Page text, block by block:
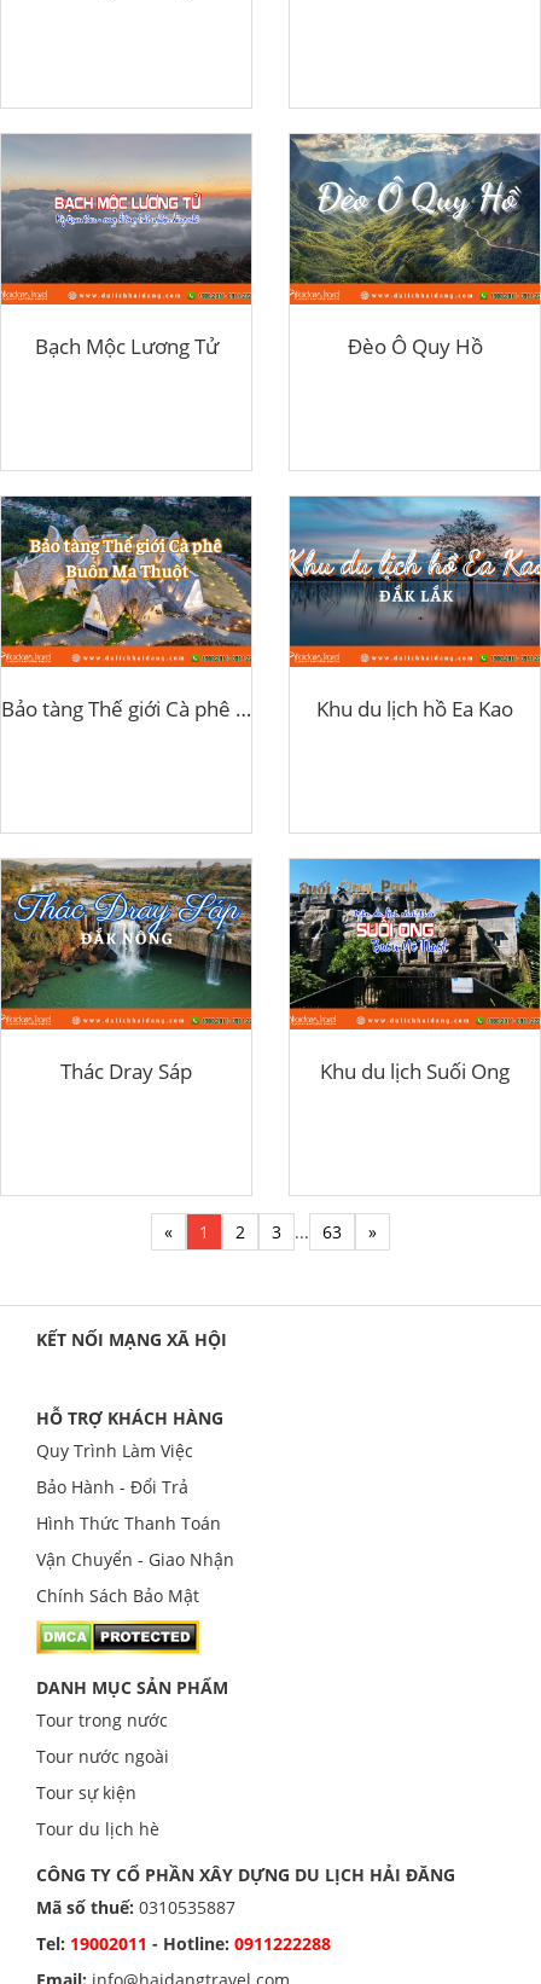
Bạch Mộc Lương Tử Đèo Ô Quy Hồ
Bảo tàng Thế giới Cà phê Buôn Ma Thuột Khu du lịch hồ Ea Kao
Thác Dray Sáp Khu du lịch Suối Ong
« 1 2 3 ... 63 »
KẾT NỐI MẠNG XÃ HỘI
HỖ TRỢ KHÁCH HÀNG
Quy Trình Làm Việc
Bảo Hành - Đổi Trả
Hình Thức Thanh Toán
Vận Chuyển - Giao Nhận
Chính Sách Bảo Mật
DANH MỤC SẢN PHẨM
Tour trong nước
Tour nước ngoài
Tour sự kiện
Tour du lịch hè
CÔNG TY CỔ PHẦN XÂY DỰNG DU LỊCH HẢI ĐĂNG
Mã số thuế: 0310535887
Tel: 19002011 - Hotline: 0911222288